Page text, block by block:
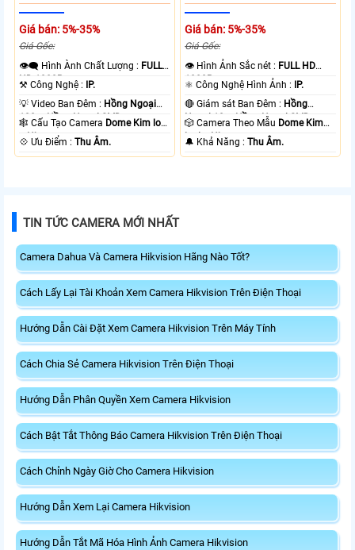
Giá bán: 5%-35%
Giá Gốc:
👁️‍🗨 Hình Ành Chất Lượng : FULL
HD 1080P .
⚒ Công Nghệ :
IP.
💡 Video Ban Đêm : Hồng Ngoại
100m Hồng Ngoại SMD.
🕸️ Cấu Tạo Camera Dome Kim loại
+ Nhựa.
️💠 Ưu Điểm :Thu Âm.
Giá bán: 5%-35%
Giá Gốc:
👁 Hình Ảnh Sắc nét : FULL HD
1080P .
⚛️ Công Nghệ Hình Ảnh :
IP.
🔴 Giám sát Ban Đêm : Hồng
Ngoại 10m Hồng Ngoại SMD.
🎲 Camera Theo Mẫu Dome Kim
loại + Nhựa.
️🔔 Khả Năng :Thu Âm.
TIN TỨC CAMERA MỚI NHẤT
Camera Dahua Và Camera Hikvision Hãng Nào Tốt?
Cách Lấy Lại Tài Khoản Xem Camera Hikvision Trên Điện Thoại
Hướng Dẫn Cài Đặt Xem Camera Hikvision Trên Máy Tính
Cách Chia Sẻ Camera Hikvision Trên Điện Thoại
Hướng Dẫn Phân Quyền Xem Camera Hikvision
Cách Bật Tắt Thông Báo Camera Hikvision Trên Điện Thoại
Cách Chỉnh Ngày Giờ Cho Camera Hikvision
Hướng Dẫn Xem Lại Camera Hikvision
Hướng Dẫn Tắt Mã Hóa Hình Ảnh Camera Hikvision